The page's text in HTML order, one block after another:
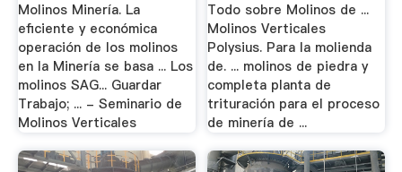
Molinos Minería. La
eficiente y económica
operación de los molinos
en la Minería se basa ... Los
molinos SAG... Guardar
Trabajo; ... - Seminario de
Molinos Verticales
Todo sobre Molinos de ...
Molinos Verticales
Polysius. Para la molienda
de. ... molinos de piedra y
completa planta de
trituración para el proceso
de minería de ...